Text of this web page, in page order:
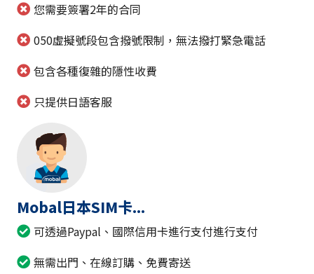
您需要簽署2年的合同
050虛擬號段包含撥號限制，無法撥打緊急電話
包含各種復雜的隱性收費
只提供日語客服
Mobal日本SIM卡...
可透過Paypal、國際信用卡進行支付進行支付
無需出門、在線訂購、免費寄送